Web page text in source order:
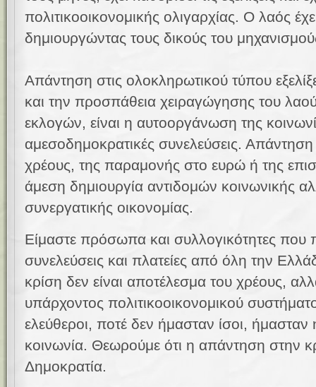
πολιτικοοικονομικής ολιγαρχίας. Ο λαός
δημιουργώντας τους δικούς του
Απάντηση στις ολοκληρωτικού τύπου
και την προσπάθεια χειραγώγησης του
εκλογών, είναι η αυτοοργάνωση της
αμεσοδημοκρατικές συνελεύσεις.
χρέους, της παραμονής στο ευρώ ή της
άμεση δημιουργία αντιδομών κοινωνικής
συνεργατικής οικονομίας.
Είμαστε πρόσωπα και συλλογικότητες που
συνελεύσεις και πλατείες από όλη την
κρίση δεν είναι αποτέλεσμα του χρέους,
υπάρχοντος πολιτικοοικονομικού
ελεύθεροι, ποτέ δεν ήμασταν ίσοι,
κοινωνία. Θεωρούμε ότι η απάντηση στην
Δημοκρατία.